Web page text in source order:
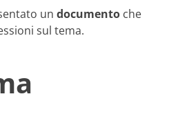
un documento che
sul tema.